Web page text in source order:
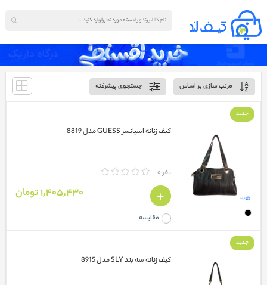
مرتب سازی بر اساس جستجوی پیشرفته
کیف زنانه اسپانسر GUESS مدل 8819
نفر 0
مقایسه
1,405,430 تومان
جدید
کیف زنانه سه بند SLY مدل 8915
جدید